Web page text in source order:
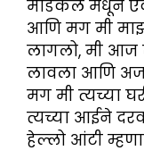
मेडिकल मधून
आणि मग मी
लागलो, मी
लावला आणि
मग मी त्यच्या
त्यच्या आईने
हेल्लो आंटी